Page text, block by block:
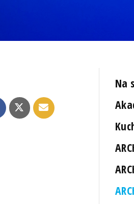
Na